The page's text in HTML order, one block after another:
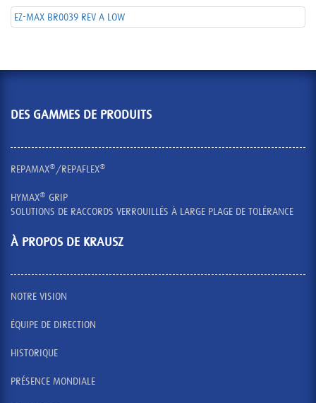
EZ-MAX BR0039 REV A LOW
DES GAMMES DE PRODUITS
REPAMAX® /REPAFLEX®
HYMAX® GRIP
SOLUTIONS DE RACCORDS VERROUILLÉS À LARGE PLAGE DE TOLÉRANCE
À PROPOS DE KRAUSZ
NOTRE VISION
ÉQUIPE DE DIRECTION
HISTORIQUE
PRÉSENCE MONDIALE